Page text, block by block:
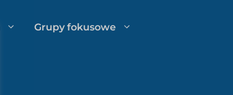
Grupy fokusowe